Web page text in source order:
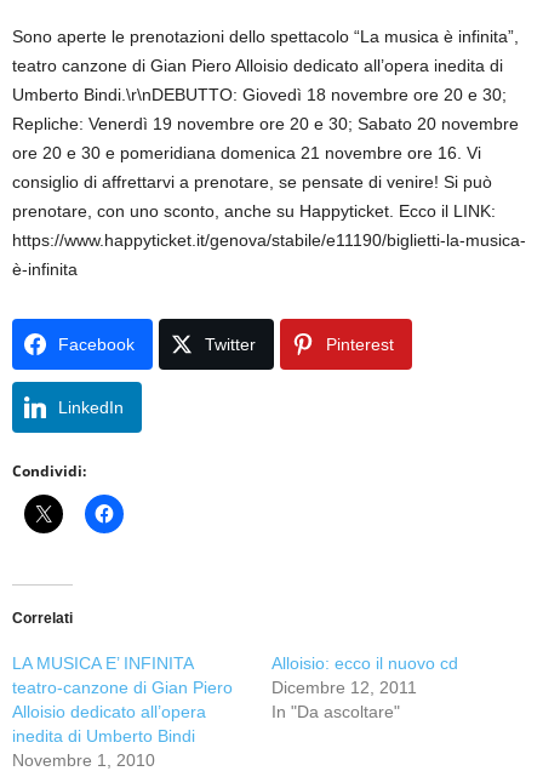
Sono aperte le prenotazioni dello spettacolo “La musica è infinita”,
teatro canzone di Gian Piero Alloisio dedicato all’opera inedita di
Umberto Bindi.\r\nDEBUTTO: Giovedì 18 novembre ore 20 e 30;
Repliche: Venerdì 19 novembre ore 20 e 30; Sabato 20 novembre
ore 20 e 30 e pomeridiana domenica 21 novembre ore 16. Vi
consiglio di affrettarvi a prenotare, se pensate di venire! Si può
prenotare, con uno sconto, anche su Happyticket. Ecco il LINK:
https://www.happyticket.it/genova/stabile/e11190/biglietti-la-musica-
è-infinita
Facebook Twitter Pinterest
LinkedIn
Condividi:
Correlati
LA MUSICA E’ INFINITA
teatro-canzone di Gian Piero
Alloisio dedicato all’opera
inedita di Umberto Bindi
Novembre 1, 2010
Alloisio: ecco il nuovo cd
Dicembre 12, 2011
In "Da ascoltare"